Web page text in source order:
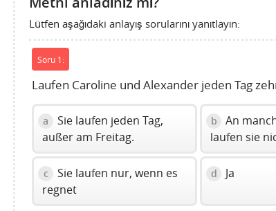
Lütfen aşağıdaki anlayış sorularını yanıtlayın:
Soru 1:
Laufen Caroline und Alexander jeden Tag
a
Sie laufen jeden Tag,
außer am Freitag.
b
An
laufen sie
c
Sie laufen nur, wenn es
regnet
d Ja